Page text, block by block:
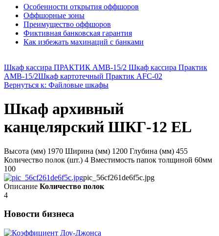
Особенности открытия оффшоров
Оффшорные зоны
Преимущество оффшоров
Фиктивная банковская гарантия
Как избежать махинаций с банками
Шкаф кассира ПРАКТИК АМВ-15/2 Шкаф кассира Практик
AMB-15/2Шкаф картотечный Практик AFC-02
Вернуться к: Файловые шкафы
Шкаф архивный
канцелярский ШКГ-12 EL
Высота (мм) 1970 Ширина (мм) 1200 Глубина (мм) 455
Количество полок (шт.) 4 Вместимость папок толщиной 60мм
100
pic_56cf261de6f5c.jpg
Описание Количество полок
4
Новости бизнеса